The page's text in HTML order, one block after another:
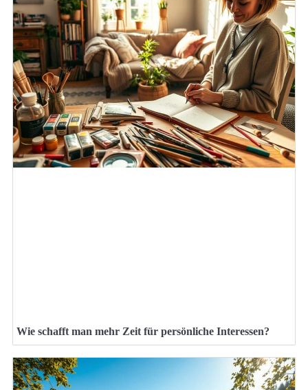
Wie schafft man mehr Zeit für persönliche Interessen?